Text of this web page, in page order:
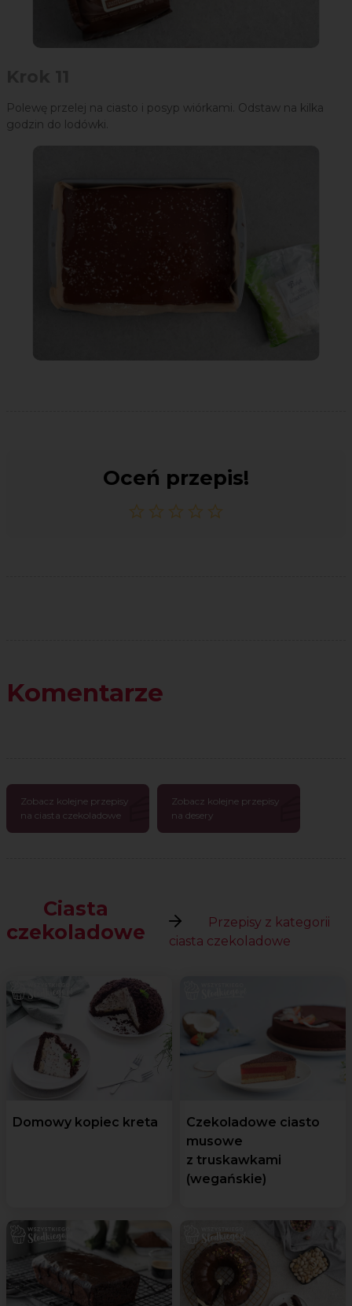
Polewę przelej na ciasto i posyp wiórkami. Odstaw na kilka
godzin do lodówki.
Oceń przepis!
Komentarze
Zobacz kolejne przepisy
na ciasta czekoladowe
Zobacz kolejne przepisy
na desery
Ciasta
czekoladowe
Przepisy z kategorii
ciasta czekoladowe
Domowy kopiec kreta
Czekoladowe ciasto
musowe
z truskawkami
(wegańskie)